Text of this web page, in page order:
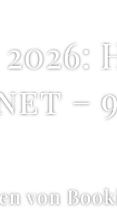
–
von